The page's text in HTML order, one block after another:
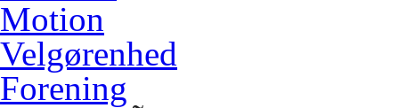
Motion
Velgørenhed
Forening